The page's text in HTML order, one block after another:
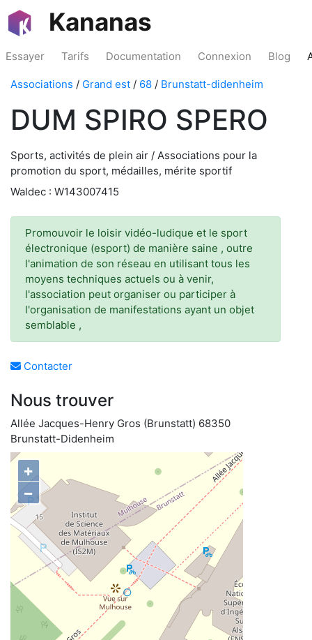
Kananas
Essayer Tarifs Documentation Connexion Blog
Associations / Grand est / 68 / Brunstatt-didenheim
DUM SPIRO SPERO
Sports, activités de plein air / Associations pour la
promotion du sport, médailles, mérite sportif
Waldec : W143007415
Promouvoir le loisir vidéo-ludique et le sport
électronique (esport) de manière saine , outre
l'animation de son réseau en utilisant tous les
moyens techniques actuels ou à venir,
l'association peut organiser ou participer à
l'organisation de manifestations ayant un objet
semblable ,
Contacter
Nous trouver
Allée Jacques-Henry Gros (Brunstatt) 68350
Brunstatt-Didenheim
+
−